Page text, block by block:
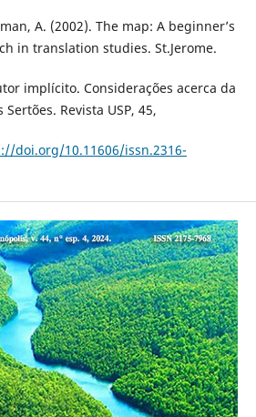
A. (2002). The map: A beginner’s
in translation studies. St.Jerome.
implícito. Considerações acerca da
Revista USP, 45,
doi.org/10.11606/issn.2316-